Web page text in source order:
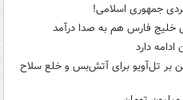
جمهوری اسلامی!
خلیج فارس هم به صدا درآمد
دارد
بر تل‌آویو برای آتش‌بس و خلع سلاح